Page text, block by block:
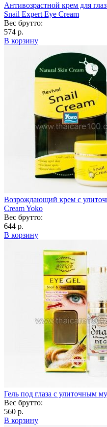
Антивозрастной крем для
Snail Expert Eye Cream
Вес брутто:
574 р.
В корзину
Возрождающий крем с
Cream Yoko
Вес брутто:
644 р.
В корзину
Гель под глаза с улиточным
Вес брутто:
560 р.
В корзину